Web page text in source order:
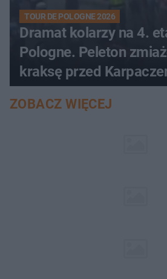
TOUR DE POLOGNE 2026
Dramat kolarzy na 4.
Pologne. Peleton
kraksę przed
ZOBACZ WIĘCEJ